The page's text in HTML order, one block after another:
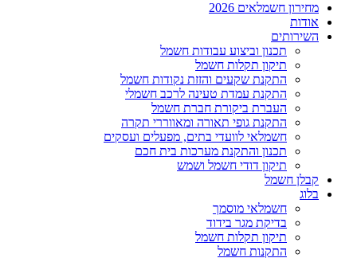
מחירון חשמלאים 2026
אודות
השירותים
תכנון וביצוע עבודות חשמל
תיקון תקלות חשמל
התקנת שקעים והזזת נקודות חשמל
התקנת עמדת טעינה לרכב חשמלי
העברת ביקורת חברת חשמל
התקנת גופי תאורה ומאווררי תקרה
חשמלאי לוועדי בתים, מפעלים ועסקים
תכנון והתקנת מערכות בית חכם
תיקון דודי חשמל ושמש
קבלן חשמל
בלוג
חשמלאי מוסמך
בדיקת מגר בידוד
תיקון תקלות חשמל
התקנות חשמל